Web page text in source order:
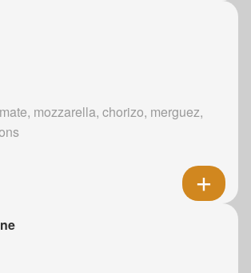
mozzarella, chorizo, merguez,